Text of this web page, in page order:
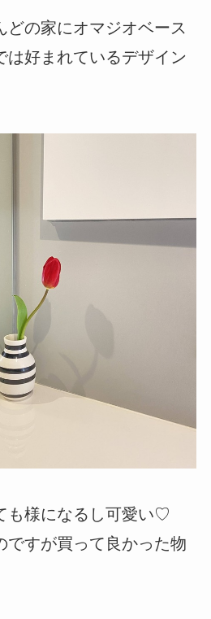
どの家にオマジオベース
は好まれているデザイン
も様になるし可愛い♡
ですが買って良かった物